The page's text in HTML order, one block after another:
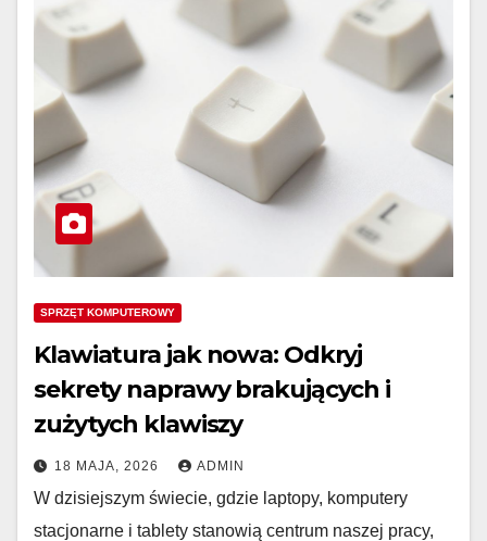
SPRZĘT KOMPUTEROWY
Klawiatura jak nowa: Odkryj
sekrety naprawy brakujących i
zużytych klawiszy
18 MAJA, 2026 ADMIN
W dzisiejszym świecie, gdzie laptopy, komputery
stacjonarne i tablety stanowią centrum naszej pracy,